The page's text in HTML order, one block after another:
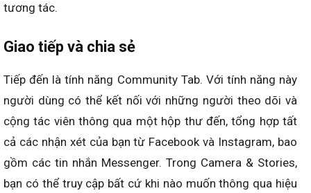
tương tác.
Giao tiếp và chia sẻ
Tiếp đến là tính năng Community Tab. Với tính năng này
người dùng có thể kết nối với những người theo dõi và
cộng tác viên thông qua một hộp thư đến, tổng hợp tất
cả các nhận xét của bạn từ Facebook và Instagram, bao
gồm các tin nhắn Messenger. Trong Camera & Stories,
bạn có thể truy cập bất cứ khi nào muốn thông qua hiệu